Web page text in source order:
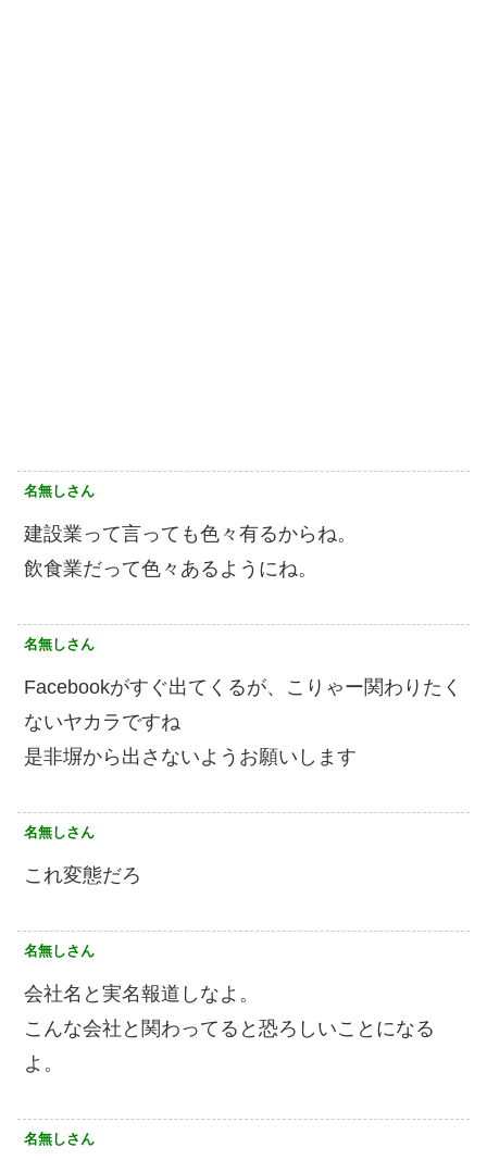
名無しさん
建設業って言っても色々有るからね。
飲食業だって色々あるようにね。
名無しさん
Facebookがすぐ出てくるが、こりゃー関わりたく
ないヤカラですね
是非塀から出さないようお願いします
名無しさん
これ変態だろ
名無しさん
会社名と実名報道しなよ。
こんな会社と関わってると恐ろしいことになる
よ。
名無しさん